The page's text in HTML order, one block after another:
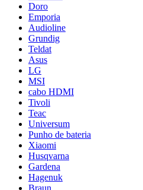
Doro
Emporia
Audioline
Grundig
Teldat
Asus
LG
MSI
cabo HDMI
Tivoli
Teac
Universum
Punho de bateria
Xiaomi
Husqvarna
Gardena
Hagenuk
Braun